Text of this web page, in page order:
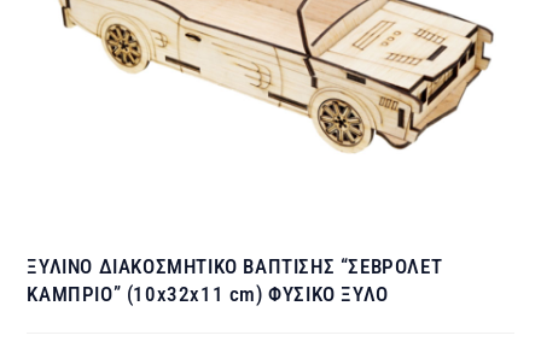
ΞΥΛΙΝΟ ΔΙΑΚΟΣΜΗΤΙΚΟ ΒΑΠΤΙΣΗΣ “ΣΕΒΡΟΛΕΤ
ΚΑΜΠΡΙΟ” (10x32x11 cm) ΦΥΣΙΚΟ ΞΥΛΟ